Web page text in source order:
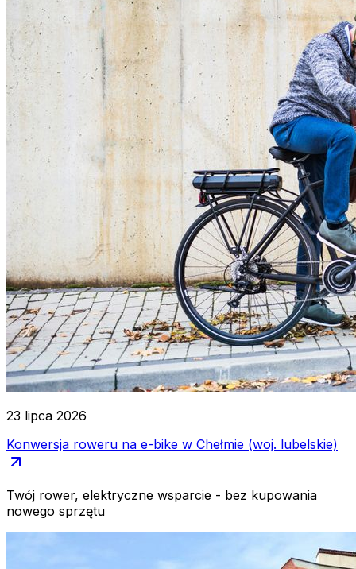
23 lipca 2026
Konwersja roweru na e-bike w Chełmie (woj. lubelskie)
Twój rower, elektryczne wsparcie - bez kupowania
nowego sprzętu